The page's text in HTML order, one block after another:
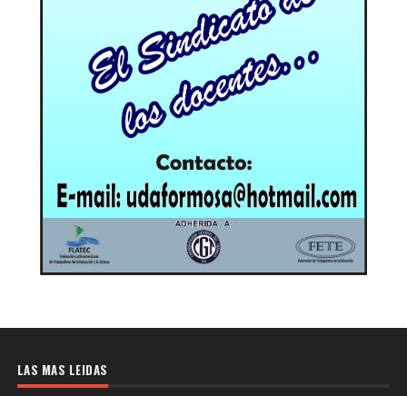
LAS MAS LEIDAS